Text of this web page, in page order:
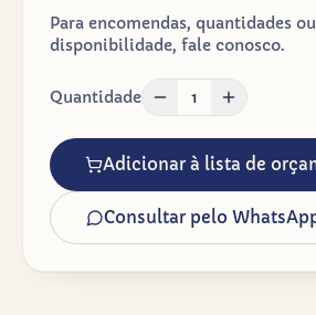
Para encomendas, quantidades ou
disponibilidade, fale conosco.
Quantidade 1
Adicionar à lista de
Consultar pelo